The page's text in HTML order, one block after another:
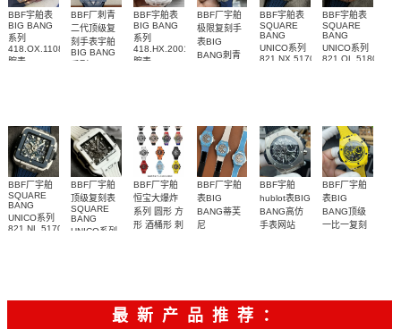
BBF宇舶表
BIG BANG
系列
418.OX.1108.RX.MXM19
腕表
BBF厂刺青
二代顶级复
刻手表宇舶
BIG BANG
BBF宇舶表
BIG BANG
系列
418.HX.2001.RX.MXM21
腕表
BBF厂宇舶
极限复刻手
表BIG
BANG刺青
BBF宇舶表
SQUARE
BANG
UNICO系列
821.NX.5170.RX
BBF宇舶表
SQUARE
BANG
UNICO系列
821.OL.5180.RX
BBF厂宇舶
SQUARE
BANG
UNICO系列
821.NL.5170.RX
BBF厂宇舶
顶级复刻表
SQUARE
BANG
UNICO系列
BBF厂宇舶
恒宝大爆炸
系列 圆形 方
形 酒桶形 刺
BBF厂宇舶
表BIG
BANG蒂芙
尼
BBF宇舶
hublot表BIG
BANG高仿
手表网站
BBF厂宇舶
表BIG
BANG顶级
一比一复刻
最新产品推荐：